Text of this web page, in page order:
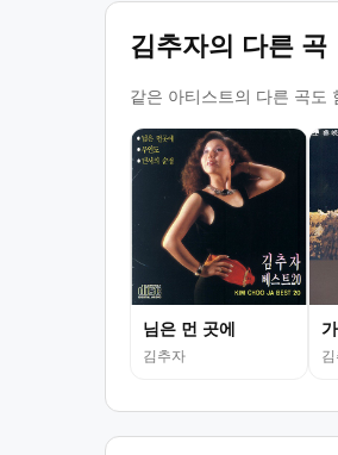
김추자의 다른 곡
같은 아티스트의 다른 곡도
님은 먼 곳에
김추자